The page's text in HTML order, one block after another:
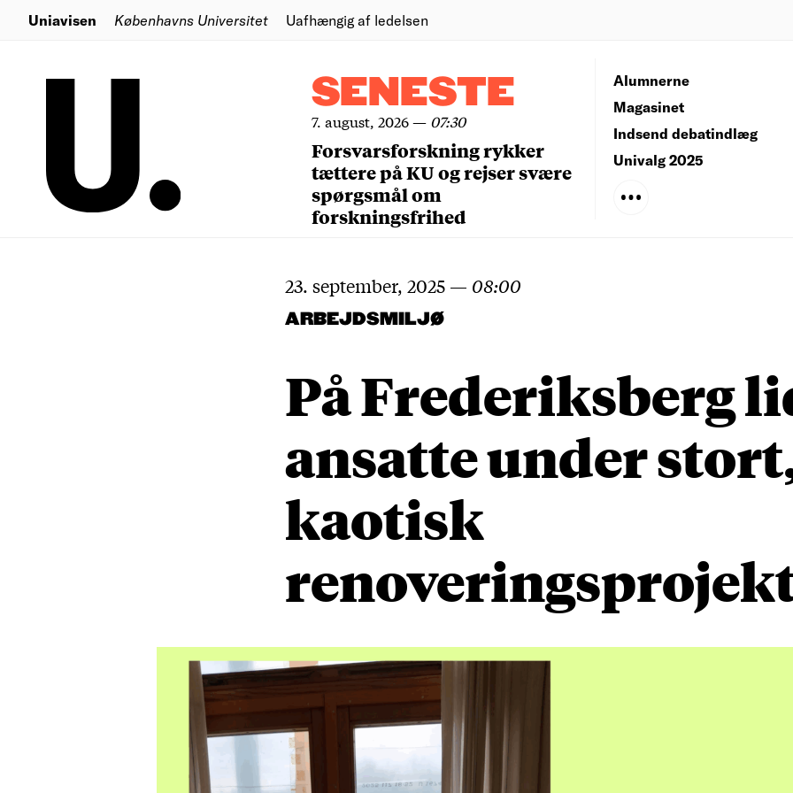
Uniavisen Københavns Universitet Uafhængig af ledelsen
SENESTE
7. august, 2026— 07:30
Forsvarsforskning rykker
tættere på KU og rejser svære
spørgsmål om
forskningsfrihed
Alumnerne
Magasinet
Indsend debatindlæg
Univalg 2025
23. september, 2025 — 08:00
ARBEJDSMILJØ
På Frederiksberg
ansatte under
kaotisk